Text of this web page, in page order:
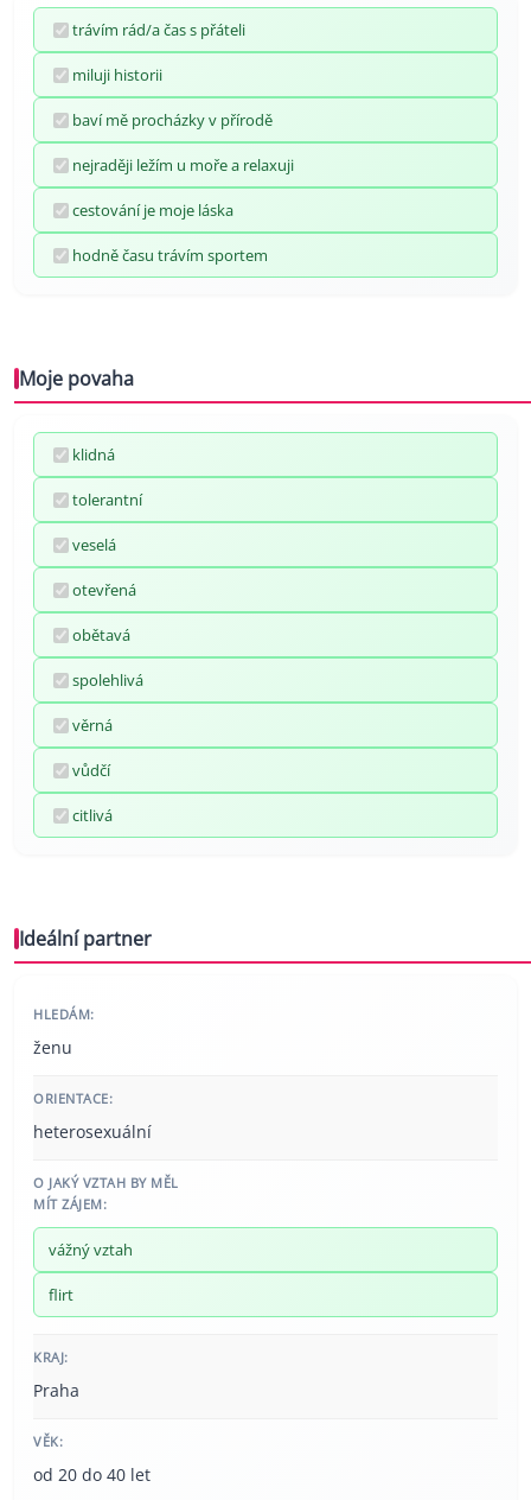
trávím rád/a čas s přáteli
miluji historii
baví mě procházky v přírodě
nejraději ležím u moře a relaxuji
cestování je moje láska
hodně času trávím sportem
Moje povaha
klidná
tolerantní
veselá
otevřená
obětavá
spolehlivá
věrná
vůdčí
citlivá
Ideální partner
HLEDÁM:
ženu
ORIENTACE:
heterosexuální
O JAKÝ VZTAH BY MĚL
MÍT ZÁJEM:
vážný vztah
flirt
KRAJ:
Praha
VĚK:
od 20 do 40 let